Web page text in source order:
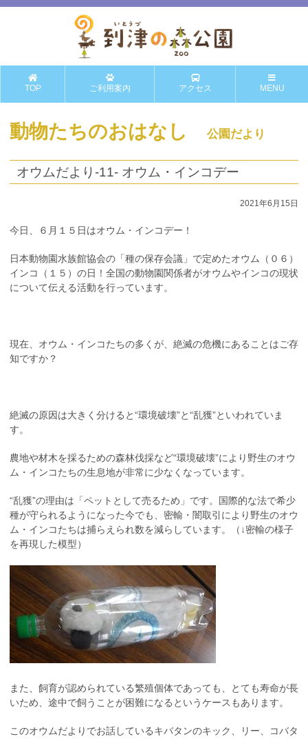
TOP ご利用案内 アクセス MENU
動物たちのおはなし 公園だより
オウムだより-11- オウム・インコデー
2021年6月15日
今日、６月１５日はオウム・インコデー！
日本動物園水族館協会の「種の保存会議」で定めたオウム（０６）
インコ（１５）の日！全国の動物園関係者がオウムやインコの現状
について伝える活動を行っています。
現在、オウム・インコたちの多くが、絶滅の危機にあることはご存
知ですか？
絶滅の原因は大きく分けると“環境破壊”と“乱獲”といわれていま
す。
農地や材木を採るための森林伐採など“環境破壊”により野生のオウ
ム・インコたちの生息地が非常に少なくなっています。
“乱獲”の理由は「ペットとして売るため」です。国際的な法で希少
種が守られるようになった今でも、密輸・闇取引により野生のオウ
ム・インコたちは捕らえられ数を減らしています。（↓密輸の様子
を再現した模型）
また、飼育が認められている繁殖個体であっても、とても寿命が長
いため、途中で飼うことが困難になるというケースもあります。
このオウムだよりでお話しているキバタンのキック、リー、コバタ